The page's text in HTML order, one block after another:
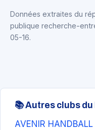
Données extraites du
publique recherche-
05-16.
📚 Autres clubs
AVENIR